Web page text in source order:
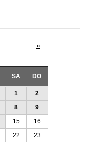
»
SA DO
1
2
8
9
15
16
22
23